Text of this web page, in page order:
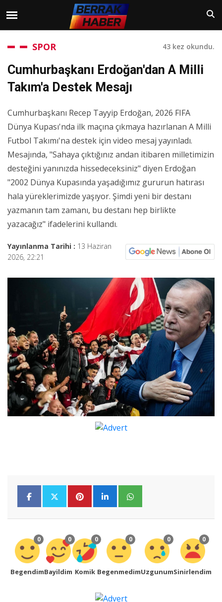
SPOR 43 kez okundu.
Cumhurbaşkanı Erdoğan'dan A Milli
Takım'a Destek Mesajı
Cumhurbaşkanı Recep Tayyip Erdoğan, 2026 FIFA
Dünya Kupası'nda ilk maçına çıkmaya hazırlanan A Milli
Futbol Takımı'na destek için video mesaj yayınladı.
Mesajında, "Sahaya çıktığınız andan itibaren milletimizin
desteğini yanınızda hissedeceksiniz" diyen Erdoğan
"2002 Dünya Kupasında yaşadığımız gururun hatırası
hala yüreklerimizde yaşıyor. Şimdi yeni bir destanı
yazmanın tam zamanı, bu destanı hep birlikte
yazacağız" ifadelerini kullandı.
Yayınlanma Tarihi : 13 Haziran
2026, 22:21
0
Begendim
0
Bayildim
0
Komik
0
Begenmedim
0
Uzgunum
0
Sinirlendim